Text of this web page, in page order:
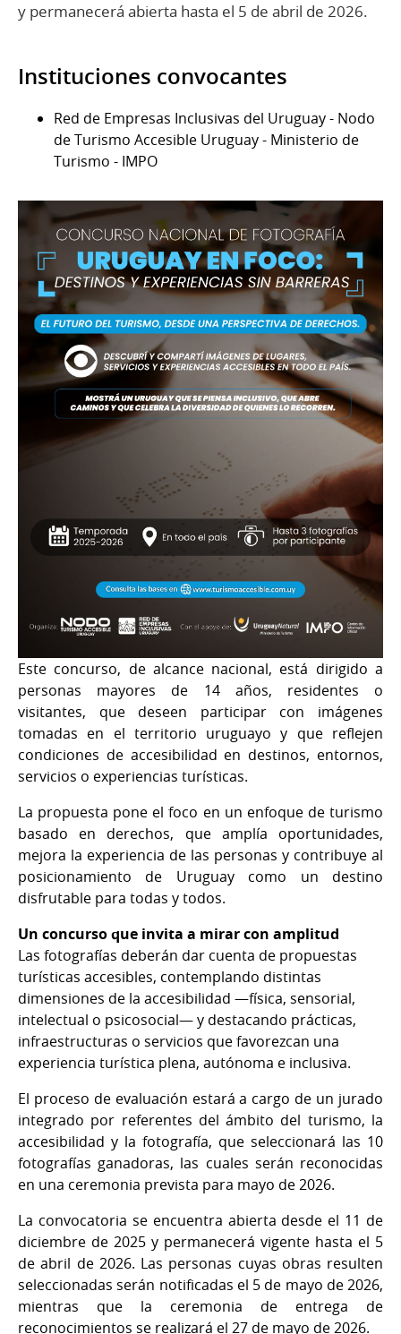
y permanecerá abierta hasta el 5 de abril de 2026.
Instituciones convocantes
Red de Empresas Inclusivas del Uruguay - Nodo
de Turismo Accesible Uruguay - Ministerio de
Turismo - IMPO
Este concurso, de alcance nacional, está dirigido a
personas mayores de 14 años, residentes o
visitantes, que deseen participar con imágenes
tomadas en el territorio uruguayo y que reflejen
condiciones de accesibilidad en destinos, entornos,
servicios o experiencias turísticas.
La propuesta pone el foco en un enfoque de turismo
basado en derechos, que amplía oportunidades,
mejora la experiencia de las personas y contribuye al
posicionamiento de Uruguay como un destino
disfrutable para todas y todos.
Un concurso que invita a mirar con amplitud
Las fotografías deberán dar cuenta de propuestas
turísticas accesibles, contemplando distintas
dimensiones de la accesibilidad —física, sensorial,
intelectual o psicosocial— y destacando prácticas,
infraestructuras o servicios que favorezcan una
experiencia turística plena, autónoma e inclusiva.
El proceso de evaluación estará a cargo de un jurado
integrado por referentes del ámbito del turismo, la
accesibilidad y la fotografía, que seleccionará las 10
fotografías ganadoras, las cuales serán reconocidas
en una ceremonia prevista para mayo de 2026.
La convocatoria se encuentra abierta desde el 11 de
diciembre de 2025 y permanecerá vigente hasta el 5
de abril de 2026. Las personas cuyas obras resulten
seleccionadas serán notificadas el 5 de mayo de 2026,
mientras que la ceremonia de entrega de
reconocimientos se realizará el 27 de mayo de 2026.